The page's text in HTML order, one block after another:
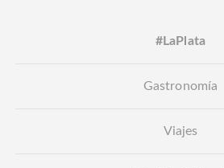
#LaPlata
Gastronomía
Viajes